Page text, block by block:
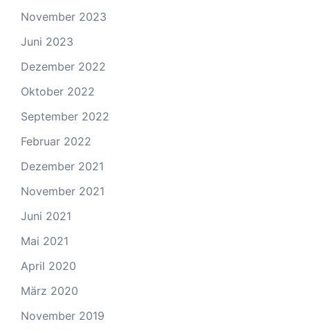
November 2023
Juni 2023
Dezember 2022
Oktober 2022
September 2022
Februar 2022
Dezember 2021
November 2021
Juni 2021
Mai 2021
April 2020
März 2020
November 2019